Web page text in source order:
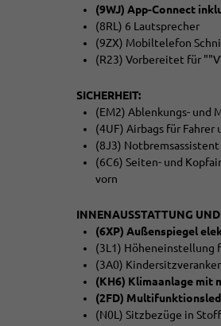
(9WJ) App-Connect
(8RL) 6 Lautsprecher
(9ZX) Mobiltelefon
(R23) Vorbereitet für
SICHERHEIT:
(EM2) Ablenkungs- und
(4UF) Airbags für
(8J3)
(6C6) Seiten- und
vorn
INNENAUSSTATTUNG
(6XP) Außenspiegel
(3L1) Höheneinstellung
(3A0)
(KH6) Klimaanlage mit
(2FD)
(N0L) Sitzbezüge in